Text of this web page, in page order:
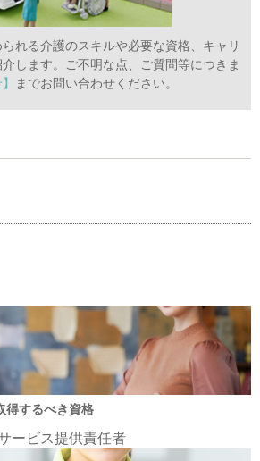
れる介護のスキルや必要な資格、キャリ
します。ご不明な点、ご質問等につきま
までお問い合わせください。
得するべき資格
ービス提供責任者